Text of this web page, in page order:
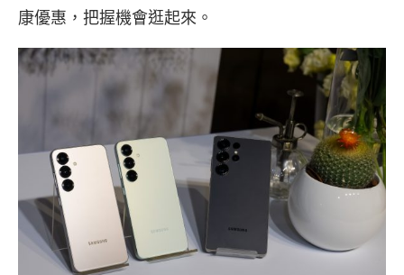
康優惠，把握機會逛起來。